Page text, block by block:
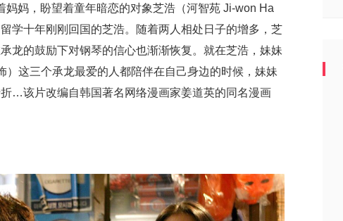
妈，盼望着童年暗恋的对象芝浩（河智苑 Ji-won Ha
学十年刚刚回国的芝浩。随着两人相处日子的增多，芝
龙的鼓励下对钢琴的信心也渐渐恢复。就在芝浩，妹妹
）这三个承龙最爱的人都陪伴在自己身边的时候，妹妹
…该片改编自韩国著名网络漫画家姜道英的同名漫画